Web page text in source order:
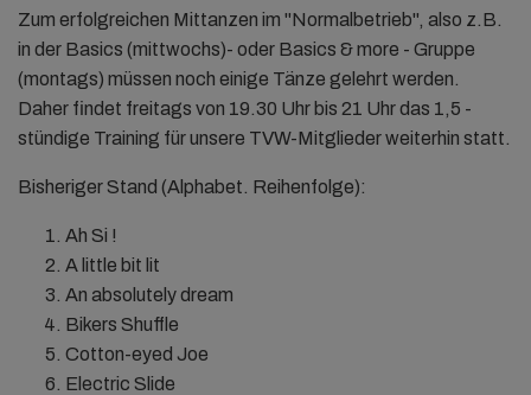
Zum erfolgreichen Mittanzen im "Normalbetrieb", also z.B.
in der Basics (mittwochs)- oder Basics & more - Gruppe
(montags) müssen noch einige Tänze gelehrt werden.
Daher findet freitags von 19.30 Uhr bis 21 Uhr das 1,5 -
stündige Training für unsere TVW-Mitglieder weiterhin statt.
Bisheriger Stand (Alphabet. Reihenfolge):
Ah Si !
A little bit lit
An absolutely dream
Bikers Shuffle
Cotton-eyed Joe
Electric Slide